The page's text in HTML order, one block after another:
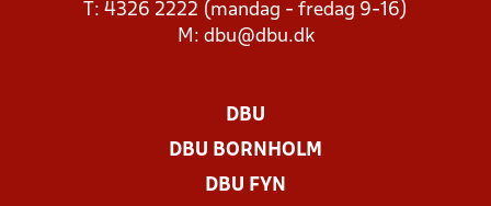
T: 4326 2222 (mandag - fredag 9-16)
M: dbu@dbu.dk
DBU
DBU BORNHOLM
DBU FYN